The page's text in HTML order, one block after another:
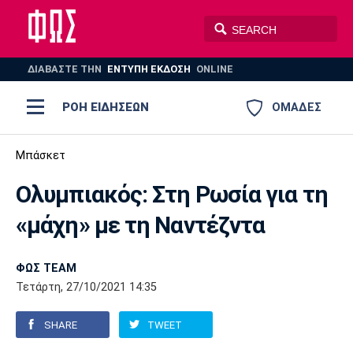
ΔΙΑΒΑΣΤΕ THN ΕΝΤΥΠΗ ΕΚΔΟΣΗ ONLINE
ΟΜΑΔΕΣ
ΡΟΗ ΕΙΔΗΣΕΩΝ
ΠΟΔΟΣΦΑΙΡΟ
ΠΟΛΟ ΣΠΟΡ
AUTO-MOTO
Ποδόσφαιρο
Super League 1
Super League 2
Γ Εθνική
Ελλάδα
Μπάσκετ
Ελλάδα
Εθνική
EuroLeague
Ολυμπιακοί Αγώνες
Βόλεϊ
Πόλο
Ολυμπιακός ΑΕΚ ΠΑΟΚ
Παναθηναϊκός Ατρόμητος
Μπάσκετ
Ολυμπιακός: Στη Ρωσία για τη
«μάχη» με τη Ναντέζντα
ΦΩΣ TEAM
Τετάρτη, 27/10/2021 14:35
SHARE TWEET